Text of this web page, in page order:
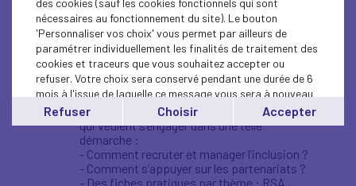
Ayant une portée très opérationnelle, le livre
blanc est structuré en 2 grandes parties :
Position du Medef sur une stratégie de
l’inclusion,
Un guide pratique, à destination des
entreprises, Medef territoriaux, fédérations
qui veulent s’engager dans une telle
démarche :
- Comment recruter et manager l’inclusion ?
- Comment s’appuyer sur les partenariats ?
- Des fiches pratiques par thème : RSA ,
nécessaires au fonctionnement du site). Le bouton
'Personnaliser vos choix' vous permet par ailleurs de
paramétrer individuellement les finalités de traitement des
cookies et traceurs que vous souhaitez accepter ou
refuser. Votre choix sera conservé pendant une durée de 6
mois à l'issue de laquelle ce message vous sera à nouveau
affiché..
Vous pouvez modifier votre choix à tout moment en
cliquant sur le lien'cookies'
Refuser Choisir Accepter